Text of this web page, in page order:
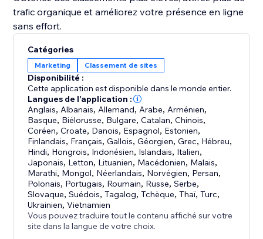
trafic organique et améliorez votre présence en ligne
Catégories
Marketing Classement de sites
Disponibilité :
Cette application est disponible dans le monde entier.
Langues de l'application :
Anglais, Albanais, Allemand, Arabe, Arménien,
Basque, Biélorusse, Bulgare,Catalan,Chinois,
Coréen,Croate, Danois, Espagnol, Estonien,
Finlandais, Français,Gallois,Géorgien,Grec, Hébreu,
Hindi, Hongrois, Indonésien, Islandais, Italien,
Japonais, Letton, Lituanien, Macédonien, Malais,
Marathi, Mongol, Néerlandais, Norvégien, Persan,
Polonais, Portugais, Roumain, Russe,Serbe,
Slovaque,Suédois,Tagalog,Tchèque,Thaï,Turc,
Ukrainien,Vietnamien
Vous pouvez traduire tout le contenu affiché sur votre
site dans la langue de votre choix.